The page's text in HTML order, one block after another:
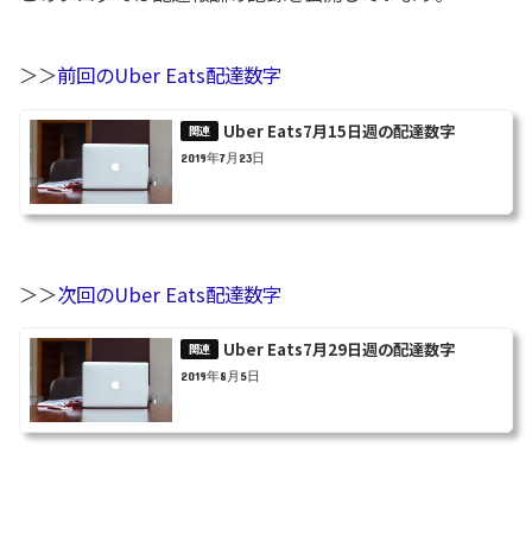
＞＞前回のUber Eats配達数字
Uber Eats7月15日週の配達数字
2019年7月23日
＞＞次回のUber Eats配達数字
Uber Eats7月29日週の配達数字
2019年8月5日